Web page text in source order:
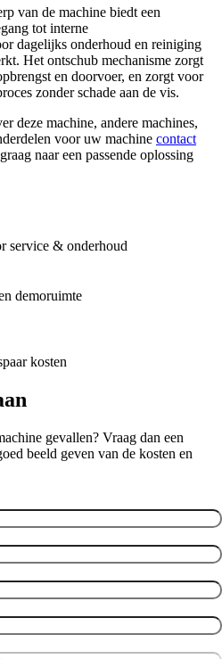
van de machine biedt een
tot interne
dagelijks onderhoud en reiniging
Het ontschub mechanisme zorgt
en doorvoer, en zorgt voor
zonder schade aan de vis.
deze machine, andere machines,
voor uw machine contact
naar een passende oplossing
service & onderhoud
demoruimte
kosten
gevallen? Vraag dan een
beeld geven van de kosten en